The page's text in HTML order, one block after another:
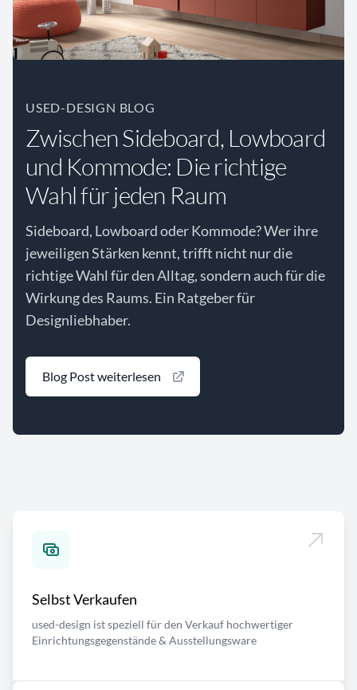
USED-DESIGN BLOG
Zwischen Sideboard, Lowboard
und Kommode: Die richtige
Wahl für jeden Raum
Sideboard, Lowboard oder Kommode? Wer ihre
jeweiligen Stärken kennt, trifft nicht nur die
richtige Wahl für den Alltag, sondern auch für die
Wirkung des Raums. Ein Ratgeber für
Designliebhaber.
Blog Post weiterlesen
Selbst Verkaufen
used-design ist speziell für den Verkauf hochwertiger
Einrichtungsgegenstände & Ausstellungsware